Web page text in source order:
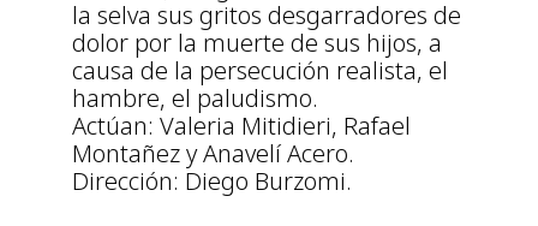
la selva sus gritos desgarradores de
dolor por la muerte de sus hijos, a
causa de la persecución realista, el
hambre, el paludismo.
Actúan: Valeria Mitidieri, Rafael
Montañez y Anavelí Acero.
Dirección: Diego Burzomi.